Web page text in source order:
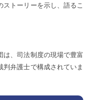
トーリーを示し、語るこ
、司法制度の現場で豊富
弁護士で構成されていま